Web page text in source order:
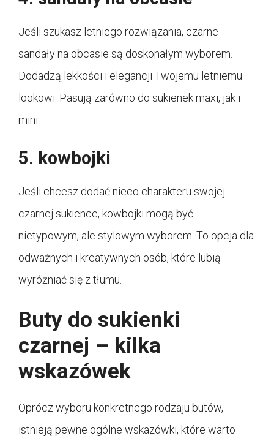
Jeśli szukasz letniego rozwiązania, czarne
sandały na obcasie są doskonałym wyborem.
Dodadzą lekkości i elegancji Twojemu letniemu
lookowi. Pasują zarówno do sukienek maxi, jak i
mini.
5. kowbojki
Jeśli chcesz dodać nieco charakteru swojej
czarnej sukience, kowbojki mogą być
nietypowym, ale stylowym wyborem. To opcja dla
odważnych i kreatywnych osób, które lubią
wyróżniać się z tłumu.
Buty do sukienki
czarnej – kilka
wskazówek
Oprócz wyboru konkretnego rodzaju butów,
istnieją pewne ogólne wskazówki, które warto